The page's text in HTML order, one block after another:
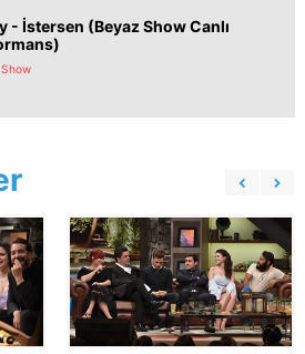
- İstersen (Beyaz Show Canlı